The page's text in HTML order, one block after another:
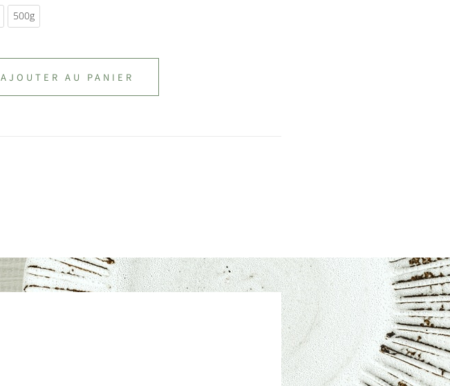
500g
AJOUTER AU PANIER